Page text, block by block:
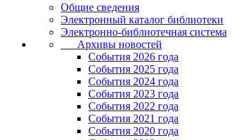
Общие сведения
Электронный каталог библиотеки
Электронно-библиотечная система
Архивы новостей
Cобытия 2026 года
События 2025 года
События 2024 года
События 2023 года
Cобытия 2022 года
Cобытия 2021 года
События 2020 года